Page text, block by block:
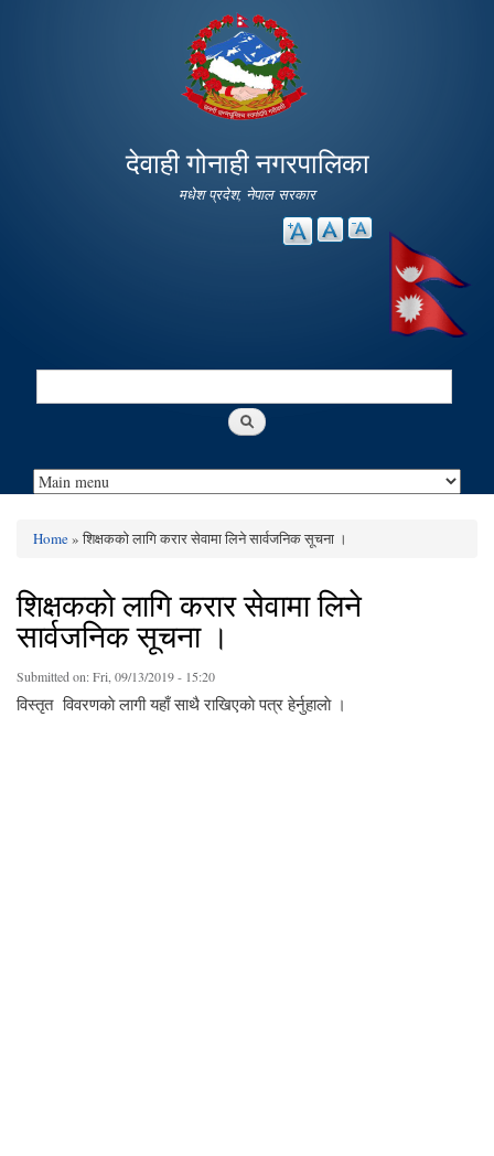
main
content
देवाही गोनाही नगरपालिका
मधेश प्रदेश, नेपाल सरकार
Search
Home» शिक्षककाे लागि करार सेवामा लिने सार्वजनिक सूचना ।
शिक्षककाे लागि करार सेवामा लिने
सार्वजनिक सूचना ।
Submitted on:Fri, 09/13/2019 - 15:20
विस्तृत विवरणकाे लागी यहाँ साथै राखिएकाे पत्र हेर्नुहालाे ।